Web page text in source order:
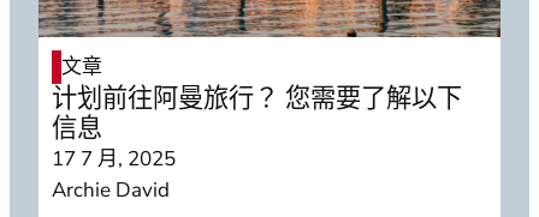
文章
计划前往阿曼旅行？ 您需要了解以下
信息
17 7 月, 2025
Archie David